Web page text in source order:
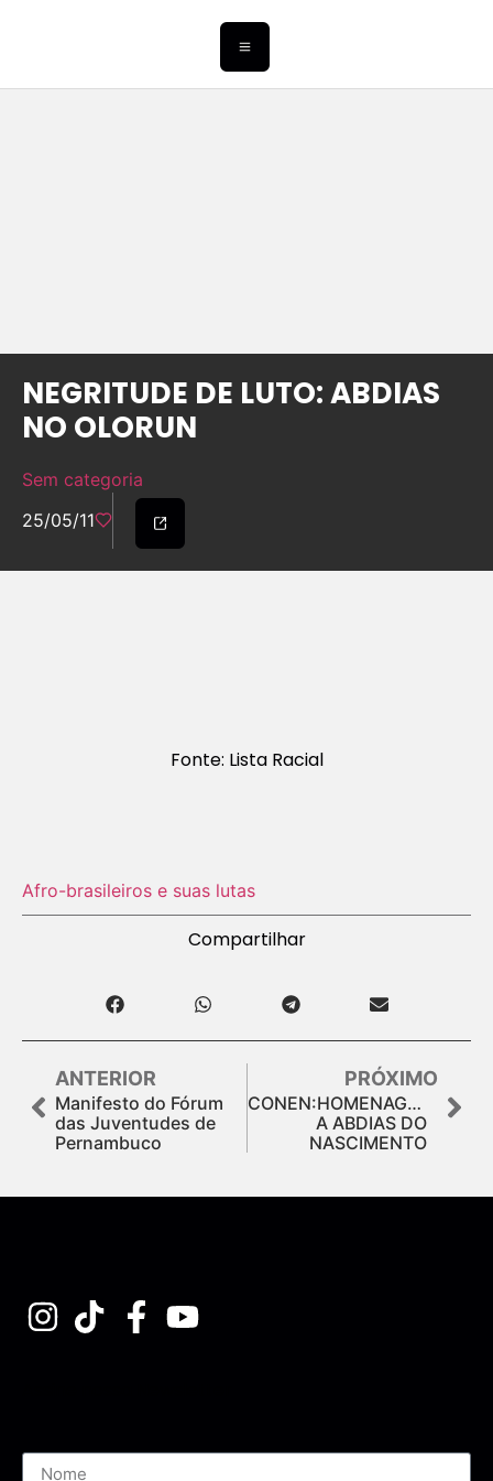
NEGRITUDE DE LUTO: ABDIAS
NO OLORUN
Sem categoria
25/05/11
Fonte: Lista Racial
Afro-brasileiros e suas lutas
Compartilhar
ANTERIOR
Manifesto do Fórum
das Juventudes de
Pernambuco
PRÓXIMO
CONEN:HOMENAGEM
A ABDIAS DO
NASCIMENTO